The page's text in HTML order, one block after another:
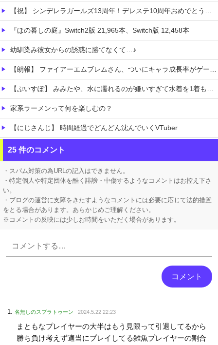
【祝】 シンデレラガールズ13周年！デレステ10周年おめでとう！ガチャ更新SSR八神マキノ・イベントSRイヴ、SR望月聖！
『ほの暮しの庭』Switch2版 21,965本、Switch版 12,458本
幼馴染み彼女からの誘惑に勝てなくて…♪
【朗報】 ファイアーエムブレムさん、ついにキャラ成長率がゲーム内で見れるようになる
【ぶいすぽ】 みみたや、水に濡れるのが嫌いすぎて水着を1着も持っていない→スク水を着せられそうになるｗ
家系ラーメンって何を楽しむの？
【にじさんじ】 時間経過でどんどん沈んでいくVTuber
【発見】 発達っぽい奴の共通点って『立場を理解できない』だよな
【AI】 AI使い自然界にないウイルスを作製 米スタンフォード大学が成果発表
25 件のコメント
・スパム対策の為URLの記入はできません。
・特定個人や特定団体を酷く誹謗・中傷するようなコメントはお控え下さ
い。
・ブログの運営に支障をきたすようなコメントには必要に応じて法的措置
をとる場合があります。あらかじめご理解ください。
※コメントの反映には少しお時間をいただく場合があります。
名無しのスプラトゥーン 2024.5.22 22:23
まともなプレイヤーの大半はもう見限って引退してるから
勝ち負け考えず適当にプレイしてる雑魚プレイヤーの割合